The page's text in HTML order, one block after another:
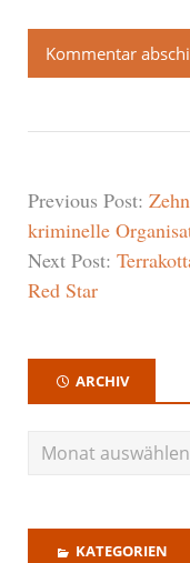
Previous Post:
kriminelle
Next Post:
Red Star
ARCHIV
KATEGORIEN